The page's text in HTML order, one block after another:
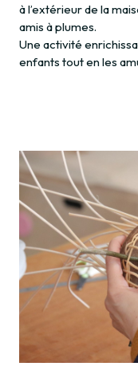
à l’extérieur de la
amis à plumes.
Une activité
enfants tout en les